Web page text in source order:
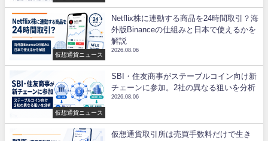
仮想通貨ニュース
Netflix株に連動する商品を24時間取引？海
外版Binanceの仕組みと日本で使えるかを
解説
2026.08.06
仮想通貨ニュース
SBI・住友商事がステーブルコイン向け新
チェーンに参加。2社の異なる狙いを分析
2026.08.06
仮想通貨取引所は売買手数料だけで生き